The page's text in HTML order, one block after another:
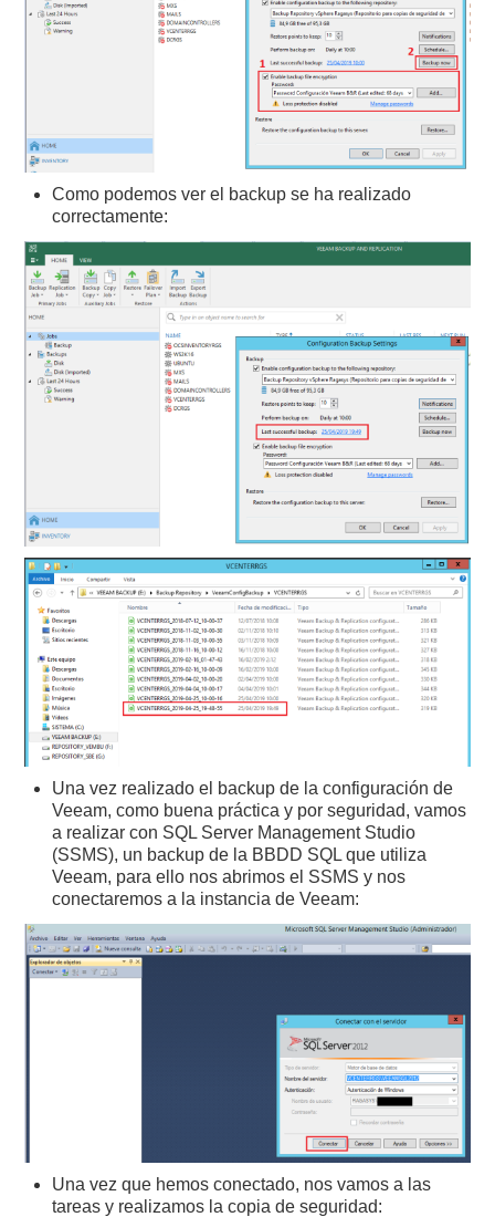
Como podemos ver el backup se ha realizado
correctamente:
Una vez realizado el backup de la configuración de
Veeam, como buena práctica y por seguridad, vamos
a realizar con SQL Server Management Studio
(SSMS), un backup de la BBDD SQL que utiliza
Veeam, para ello nos abrimos el SSMS y nos
conectaremos a la instancia de Veeam:
Una vez que hemos conectado, nos vamos a las
tareas y realizamos la copia de seguridad: